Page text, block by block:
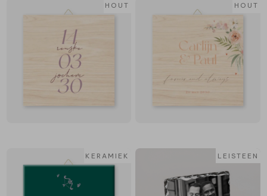
HOUT HOUT
KERAMIEK LEISTEEN